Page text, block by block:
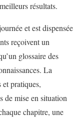
résultats.
et est dispensée
reçoivent un
glossaire des
La
pratiques,
de mise en situation
chapitre, une